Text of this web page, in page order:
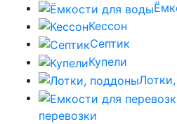
Кессон
Септик
Купели
перевозки